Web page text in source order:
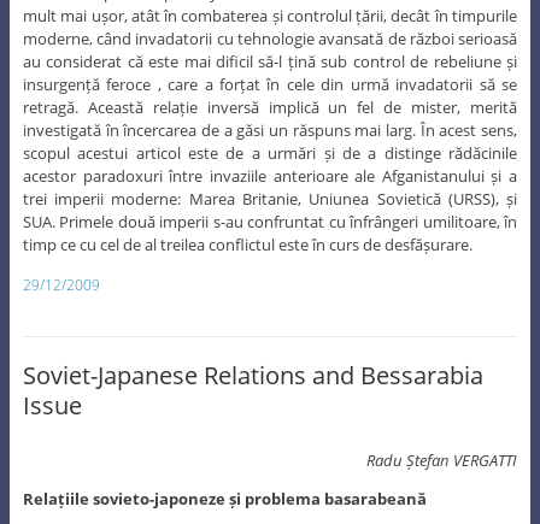
mult mai ușor, atât în combaterea și controlul țării, decât în timpurile
moderne, când invadatorii cu tehnologie avansată de război serioasă
au considerat că este mai dificil să-l țină sub control de rebeliune și
insurgență feroce , care a forțat în cele din urmă invadatorii să se
retragă. Această relație inversă implică un fel de mister, merită
investigată în încercarea de a găsi un răspuns mai larg. În acest sens,
scopul acestui articol este de a urmări și de a distinge rădăcinile
acestor paradoxuri între invaziile anterioare ale Afganistanului și a
trei imperii moderne: Marea Britanie, Uniunea Sovietică (URSS), și
SUA. Primele două imperii s-au confruntat cu înfrângeri umilitoare, în
timp ce cu cel de al treilea conflictul este în curs de desfășurare.
29/12/2009
Soviet-Japanese Relations and Bessarabia
Issue
Radu Ștefan VERGATTI
Relațiile sovieto-japoneze și problema basarabeană